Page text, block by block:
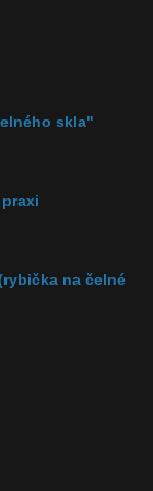
skla"
na čelné